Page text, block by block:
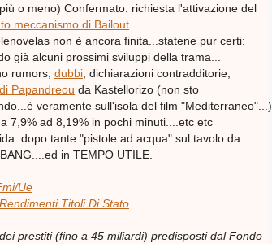
o meno) Confermato: richiesta l'attivazione del
meccanismo di Bailout
non è ancora finita...statene pur certi:
già alcuni prossimi sviluppi della trama...
rumors, dubbi , dichiarazioni contradditorie,
Papandreou da Kastellorizo (non sto
veramente sull'isola del film "Mediterraneo"...)
7,9% ad 8,19% in pochi minuti....etc etc
dopo tante "pistole ad acqua" sul tavolo da
in TEMPO UTILE.
Ue
Titoli Di Stato
prestiti (fino a 45 miliardi) predisposti dal Fondo